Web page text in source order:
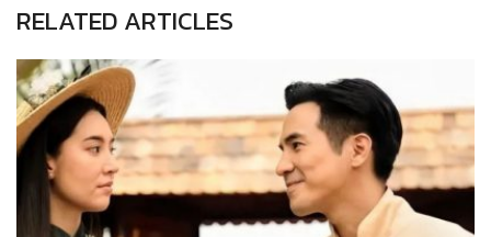
RELATED ARTICLES